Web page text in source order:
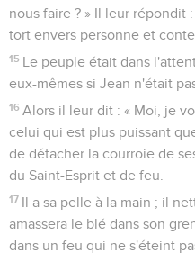
nous faire ? » Il leur répondit
tort envers personne et
15 Le peuple était dans
eux-mêmes si Jean n'était
16 Alors il leur dit : « Moi, je
celui qui est plus puissant
de détacher la courroie de
du Saint-Esprit et de feu.
17 Il a sa pelle à la main ; il
amassera le blé dans son
dans un feu qui ne s'éteint